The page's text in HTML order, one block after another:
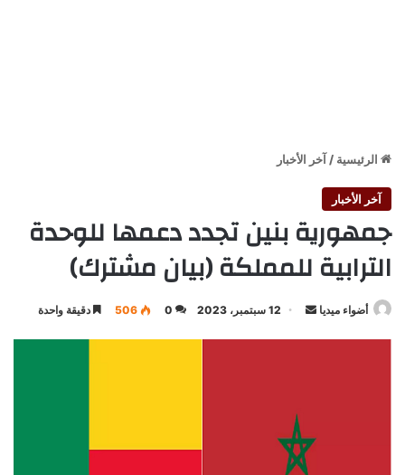
الرئيسية / آخر الأخبار
آخر الأخبار
جمهورية بنين تجدد دعمها للوحدة
الترابية للمملكة (بيان مشترك)
أضواء ميديا
أرسل 12 سبتمبر، 2023 0
506 دقيقة واحدة